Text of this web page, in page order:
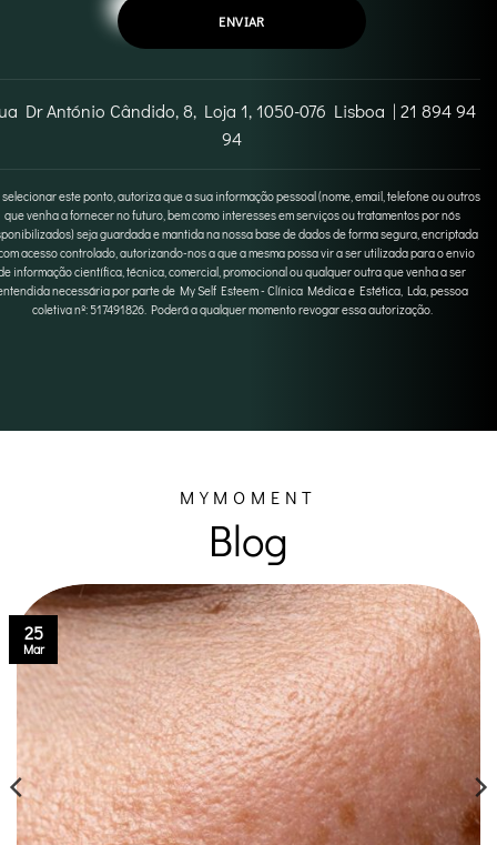
Dr António Cândido, 8, Loja 1, 1050-076 Lisboa | 21 894 94
94
selecionar este ponto, autoriza que a sua informação pessoal (nome, email, telefone ou outros
que venha a fornecer no futuro, bem como interesses em serviços ou tratamentos por nós
seja guardada e mantida na nossa base de dados de forma segura, encriptada
acesso controlado, autorizando-nos a que a mesma possa vir a ser utilizada para o envio
informação científica, técnica, comercial, promocional ou qualquer outra que venha a ser
necessária por parte de My Self Esteem - Clínica Médica e Estética, Lda, pessoa
coletiva nº: 517491826. Poderá a qualquer momento revogar essa autorização.
MYMOMENT
Blog
25
Mar